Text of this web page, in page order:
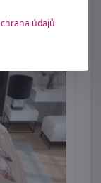
údajů